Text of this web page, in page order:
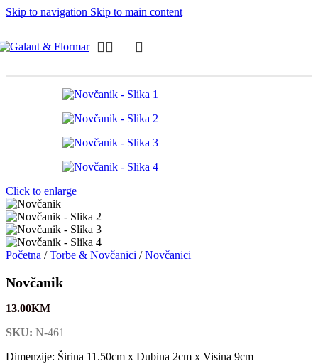
Skip to navigation Skip to main content
Click to enlarge
Početna / Torbe & Novčanici / Novčanici
Novčanik
13.00KM
SKU: N-461
Dimenzije: Širina 11.50cm x Dubina 2cm x Visina 9cm